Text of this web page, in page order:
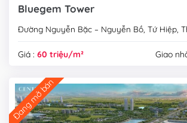
Bluegem Tower
Đường Nguyễn Bặc – Nguyễn Bồ, Tứ Hiệp,
Giá : 60 triệu/m² Giao
Đang mở bán